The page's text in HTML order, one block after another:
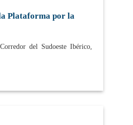
Plataforma por la
del Sudoeste Ibérico,